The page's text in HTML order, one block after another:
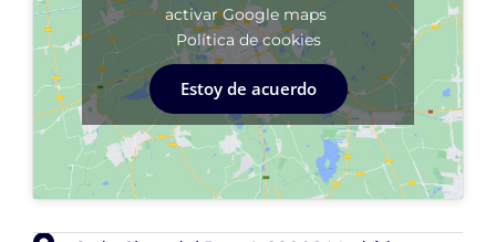
activar Google maps
Política de cookies
Estoy de acuerdo